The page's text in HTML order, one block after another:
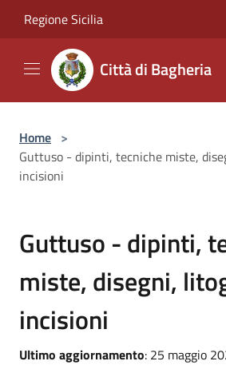
Regione Sicilia
Città di Bagheria
Home >
Guttuso - dipinti, tecniche miste,
incisioni
Guttuso - dipinti,
miste, disegni,
incisioni
Ultimo aggiornamento: 25 maggio